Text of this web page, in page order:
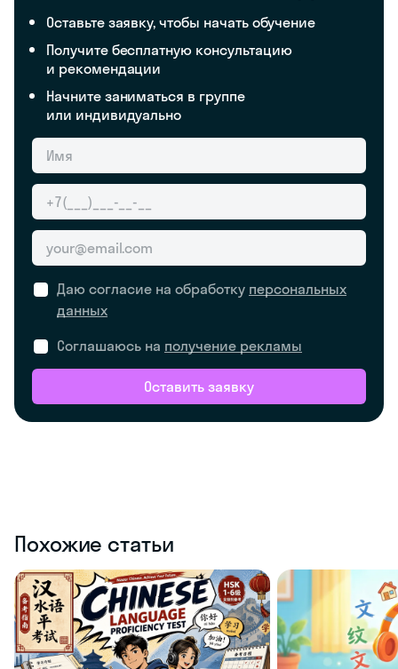
Оставьте заявку, чтобы начать обучение
Получите бесплатную консультацию
и рекомендации
Начните заниматься в группе
или индивидуально
Даю согласие на обработку персональных
данных
Соглашаюсь на получение рекламы
Оставить заявку
Похожие статьи